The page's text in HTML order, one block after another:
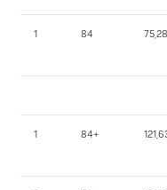
1 84 75,28
1 84+